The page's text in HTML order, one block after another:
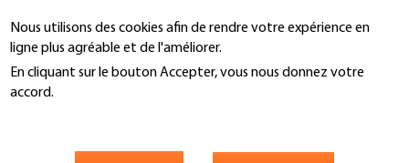
Nous utilisons des cookies afin de rendre votre expérience en
ligne plus agréable et de l'améliorer.
En cliquant sur le bouton Accepter, vous nous donnez votre
accord.
au
contenu
principal
Recherche
You